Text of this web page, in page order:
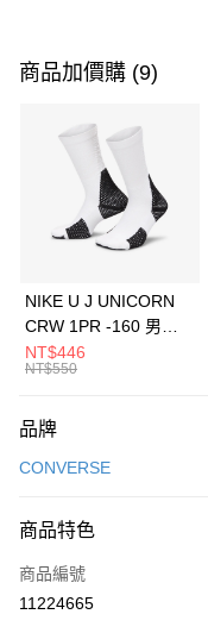
信用卡一次付款
3 期 0 利率 每期
合作金庫商業銀行
華南商業銀行
上海商業儲蓄銀行
元大商業銀行
台灣樂天信用卡公司
Apple Pay
全盈+PAY
AFTEE先享後付
【關於「AFTEE先享後付」】
便利好安心！
３．安心：先確認商品／服
【「AFTEE先享後付」結帳
１．於結帳方式選擇「
運送方式
每筆NT$100，滿
宅配
每筆NT$100，滿
商品加價購 (9)
NIKE U J UNICORN
CRW 1PR -160 男女
中統襪 FZ3393100
NT$446
NT$550
品牌
CONVERSE
商品特色
商品編號
11224665